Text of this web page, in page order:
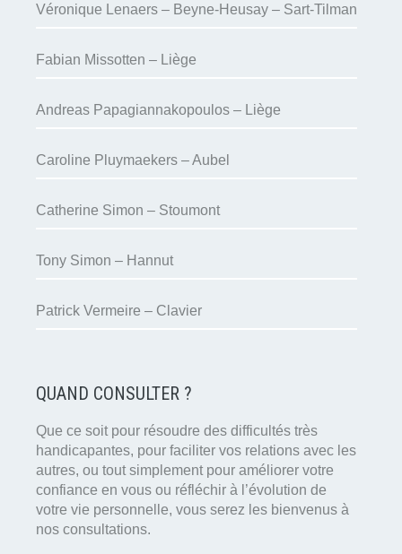
Véronique Lenaers – Beyne-Heusay – Sart-Tilman
Fabian Missotten – Liège
Andreas Papagiannakopoulos – Liège
Caroline Pluymaekers – Aubel
Catherine Simon – Stoumont
Tony Simon – Hannut
Patrick Vermeire – Clavier
QUAND CONSULTER ?
Que ce soit pour résoudre des difficultés très
handicapantes, pour faciliter vos relations avec les
autres, ou tout simplement pour améliorer votre
confiance en vous ou réfléchir à l’évolution de
votre vie personnelle, vous serez les bienvenus à
nos consultations.